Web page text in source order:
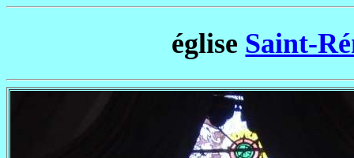
église Saint-